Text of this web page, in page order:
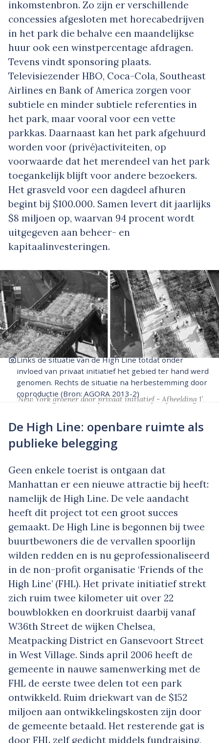
inkomstenbron. Zo zijn er verschillende
concessies afgesloten met horecabedrijven
in het park die behalve een maandelijkse
huur ook een winstpercentage afdragen.
Tevens vindt sponsoring plaats.
Televisiezender HBO, Coca-Cola, Southeast
Airlines en Bank of America zorgen voor
subtiele en minder subtiele referenties in
het park, maar vooral voor een vette
parkkas. Daarnaast kan het park afgehuurd
worden voor (privé)activiteiten, op
voorwaarde dat het merendeel van het park
toegankelijk blijft voor andere bezoekers.
Het grasveld voor een dagdeel afhuren
begint bij $100.000. Samen levert dit jaarlijks
$8 miljoen op, waarvan 94 procent wordt
uitgegeven aan beheer- en
kapitaalinvesteringen.
Links de situatie van de High Line totdat onder
invloed van privaat initiatief het gebied ter hand werd
genomen. Rechts de situatie na herbestemming door
coproductie (Bron: AGORA 2013-2)
‘New York groener door privaat initiatief - Afbeelding 1’
De High Line: openbare ruimte als
publieke belegging
Geen enkele toerist is ontgaan dat
Manhattan er een nieuwe attractie bij heeft:
namelijk de High Line. De vele aandacht
heeft dit project tot een groot succes
gemaakt. De High Line is begonnen bij twee
buurtbewoners die de vervallen spoorlijn
wilden redden en is nu geprofessionaliseerd
in de non-profit organisatie ‘Friends of the
High Line’ (FHL). Het private initiatief strekt
zich ruim twee kilometer uit over 22
bouwblokken en doorkruist daarbij vanaf
W36th Street de wijken Chelsea,
Meatpacking District en Gansevoort Street
in West Village. Sinds april 2006 heeft de
gemeente in nauwe samenwerking met de
FHL de eerste twee delen tot een park
ontwikkeld. Ruim driekwart van de $152
miljoen aan ontwikkelingskosten zijn door
de gemeente betaald. Het resterende gat is
door FHL zelf gedicht middels fundraising,